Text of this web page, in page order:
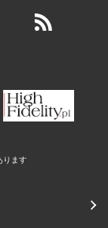
ります